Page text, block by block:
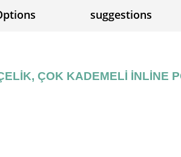
suggestions
ÇOK KADEMELİ İNLİNE